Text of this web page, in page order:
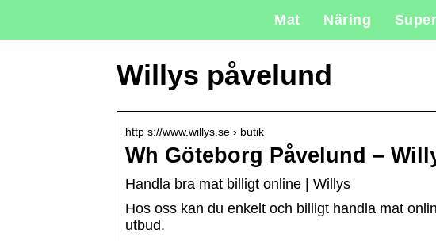
Mat Näring
Willys påvelund
http s://www.willys.se › butik
Wh Göteborg Påvelund –
Handla bra mat billigt online | Willys
Hos oss kan du enkelt och billigt handla mat
utbud.